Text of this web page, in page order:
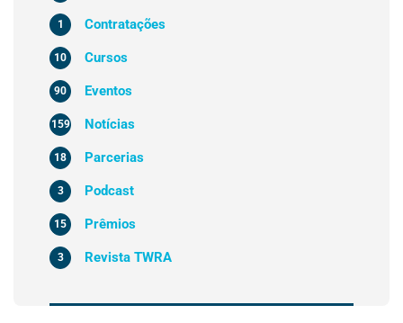
Contratações
1
Cursos
10
Eventos
90
Notícias
159
Parcerias
18
Podcast
3
Prêmios
15
Revista TWRA
3